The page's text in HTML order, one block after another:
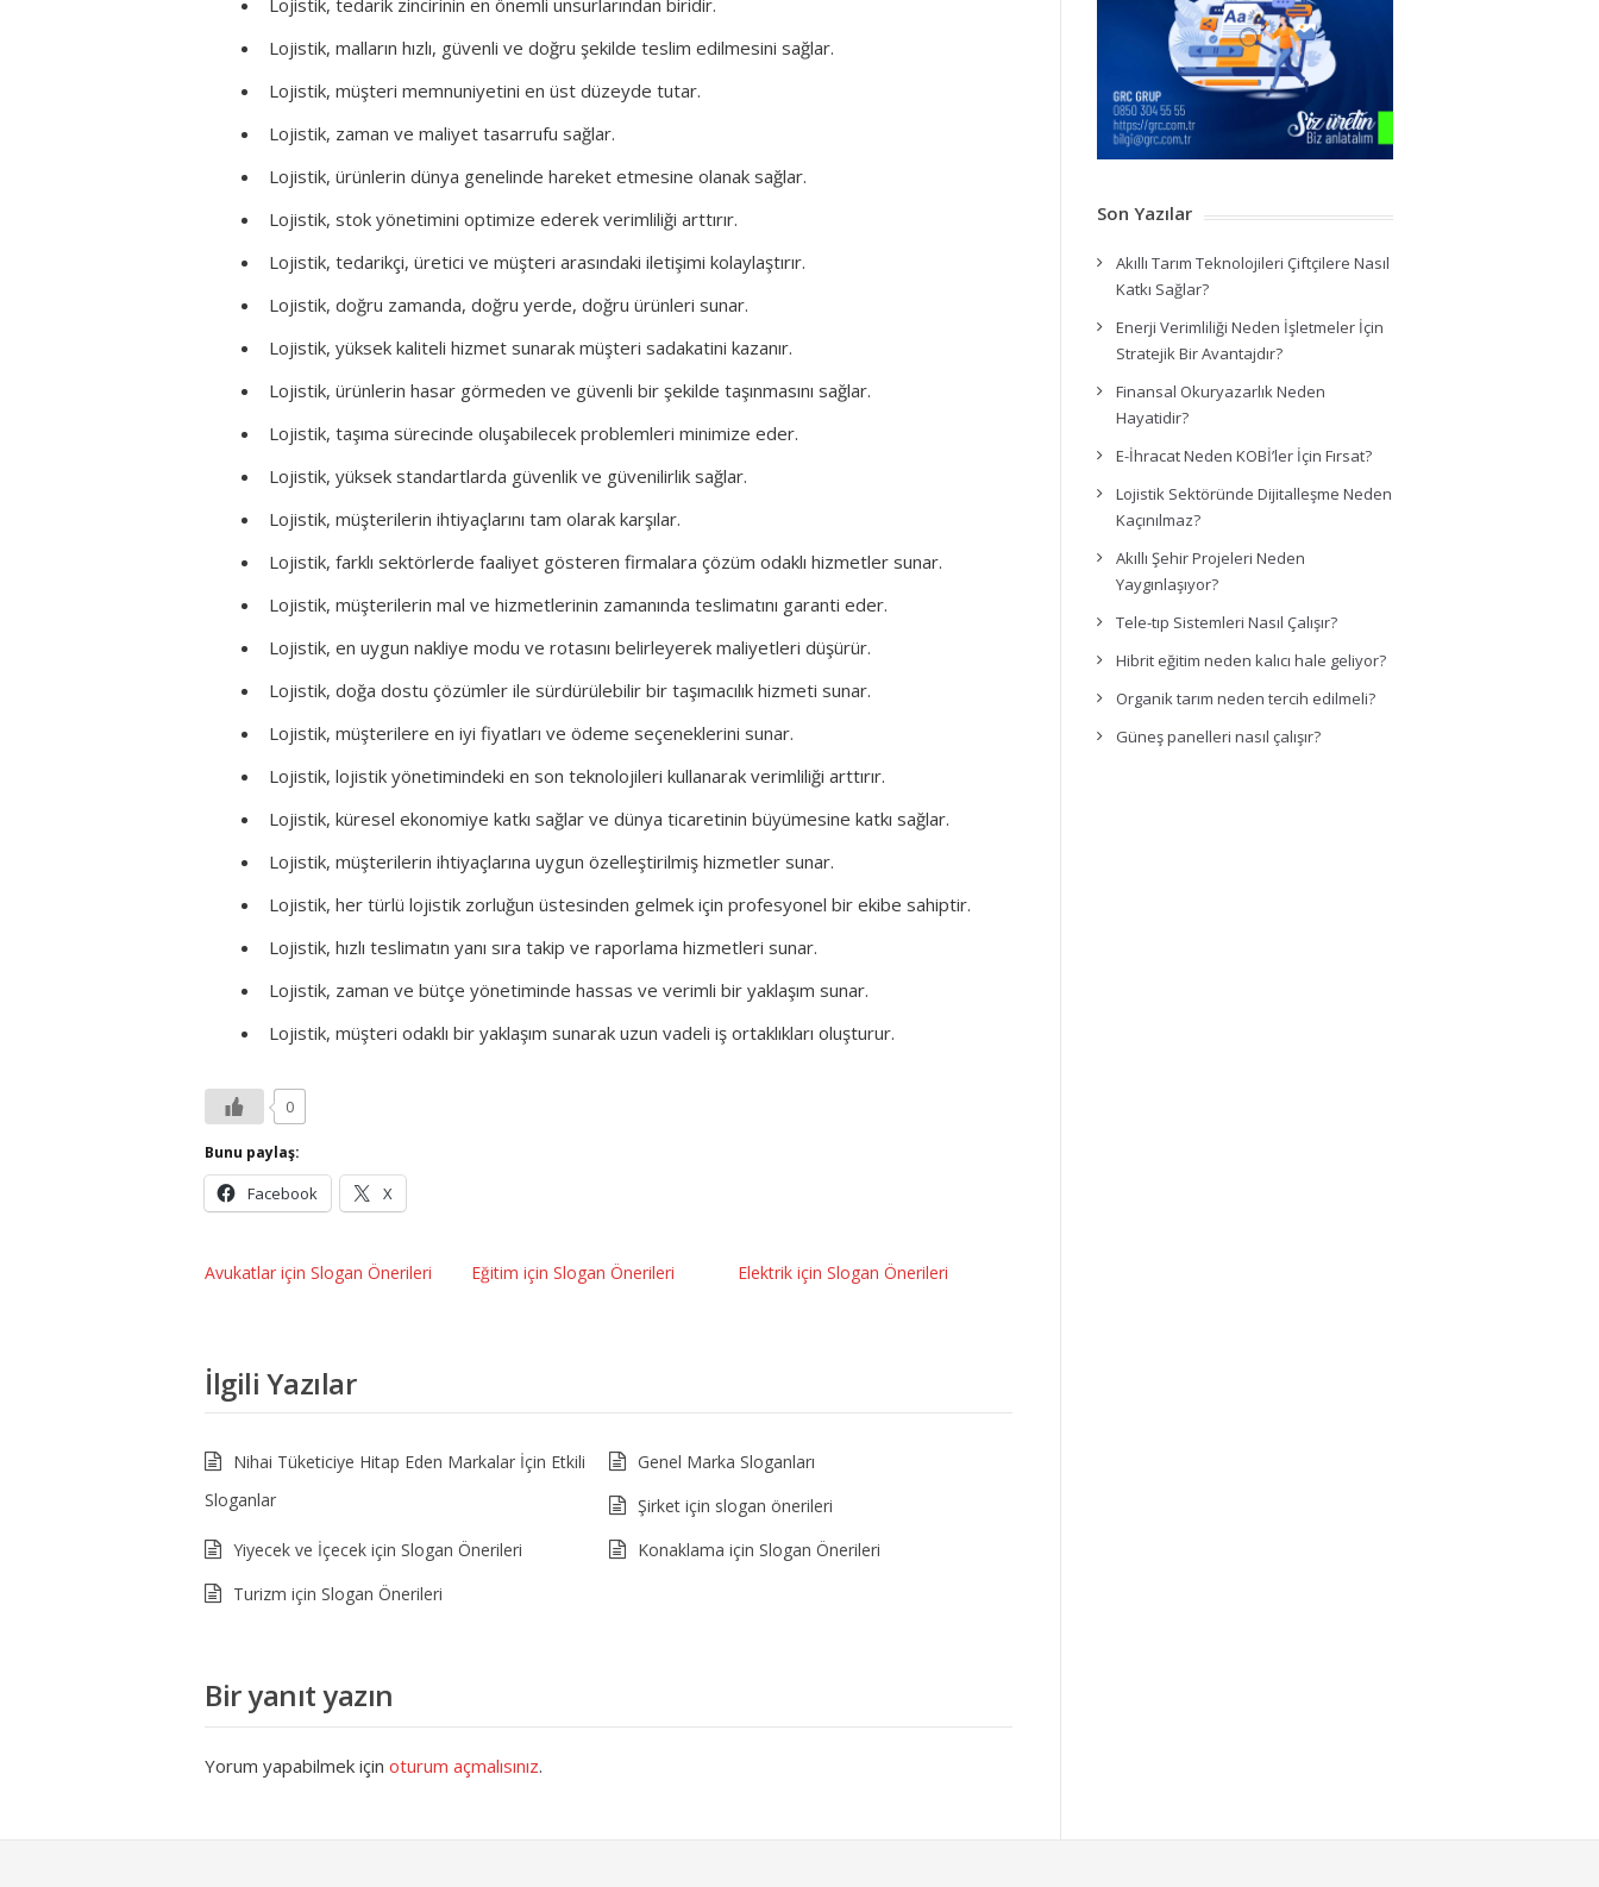
Lojistik, tedarik zincirinin en önemli unsurlarından biridir.
Lojistik, malların hızlı, güvenli ve doğru şekilde teslim edilmesini sağlar.
Lojistik, müşteri memnuniyetini en üst düzeyde tutar.
Lojistik, zaman ve maliyet tasarrufu sağlar.
Lojistik, ürünlerin dünya genelinde hareket etmesine olanak sağlar.
Lojistik, stok yönetimini optimize ederek verimliliği arttırır.
Lojistik, tedarikçi, üretici ve müşteri arasındaki iletişimi kolaylaştırır.
Lojistik, doğru zamanda, doğru yerde, doğru ürünleri sunar.
Lojistik, yüksek kaliteli hizmet sunarak müşteri sadakatini kazanır.
Lojistik, ürünlerin hasar görmeden ve güvenli bir şekilde taşınmasını sağlar.
Lojistik, taşıma sürecinde oluşabilecek problemleri minimize eder.
Lojistik, yüksek standartlarda güvenlik ve güvenilirlik sağlar.
Lojistik, müşterilerin ihtiyaçlarını tam olarak karşılar.
Lojistik, farklı sektörlerde faaliyet gösteren firmalara çözüm odaklı hizmetler sunar.
Lojistik, müşterilerin mal ve hizmetlerinin zamanında teslimatını garanti eder.
Lojistik, en uygun nakliye modu ve rotasını belirleyerek maliyetleri düşürür.
Lojistik, doğa dostu çözümler ile sürdürülebilir bir taşımacılık hizmeti sunar.
Lojistik, müşterilere en iyi fiyatları ve ödeme seçeneklerini sunar.
Lojistik, lojistik yönetimindeki en son teknolojileri kullanarak verimliliği arttırır.
Lojistik, küresel ekonomiye katkı sağlar ve dünya ticaretinin büyümesine katkı sağlar.
Lojistik, müşterilerin ihtiyaçlarına uygun özelleştirilmiş hizmetler sunar.
Lojistik, her türlü lojistik zorluğun üstesinden gelmek için profesyonel bir ekibe sahiptir.
Lojistik, hızlı teslimatın yanı sıra takip ve raporlama hizmetleri sunar.
Lojistik, zaman ve bütçe yönetiminde hassas ve verimli bir yaklaşım sunar.
Lojistik, müşteri odaklı bir yaklaşım sunarak uzun vadeli iş ortaklıkları oluşturur.
0
Bunu paylaş:
Facebook X
Avukatlar için Slogan Önerileri Eğitim için Slogan Önerileri Elektrik için Slogan Önerileri
İlgili Yazılar
Nihai Tüketiciye Hitap Eden Markalar İçin Etkili
Sloganlar
Genel Marka Sloganları
Şirket için slogan önerileri
Yiyecek ve İçecek için Slogan Önerileri
Konaklama için Slogan Önerileri
Turizm için Slogan Önerileri
Bir yanıt yazın
Yorum yapabilmek için oturum açmalısınız.
Son Yazılar
Akıllı Tarım Teknolojileri Çiftçilere Nasıl
Katkı Sağlar?
Enerji Verimliliği Neden İşletmeler İçin
Stratejik Bir Avantajdır?
Finansal Okuryazarlık Neden
Hayatidir?
E-İhracat Neden KOBİ’ler İçin Fırsat?
Lojistik Sektöründe Dijitalleşme Neden
Kaçınılmaz?
Akıllı Şehir Projeleri Neden
Yaygınlaşıyor?
Tele-tıp Sistemleri Nasıl Çalışır?
Hibrit eğitim neden kalıcı hale geliyor?
Organik tarım neden tercih edilmeli?
Güneş panelleri nasıl çalışır?